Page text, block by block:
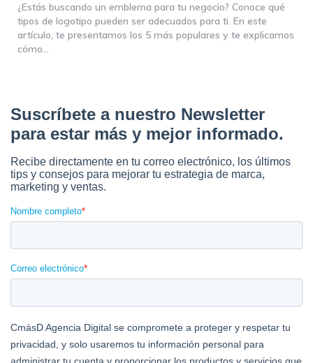
¿Estás buscando un emblema para tu negocio? Conoce qué
tipos de logotipo pueden ser adecuados para ti. En este
artículo, te presentamos los 5 más populares y te explicamos
cómo…